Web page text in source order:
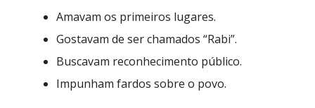
Amavam os primeiros lugares.
Gostavam de ser chamados “Rabi”.
Buscavam reconhecimento público.
Impunham fardos sobre o povo.